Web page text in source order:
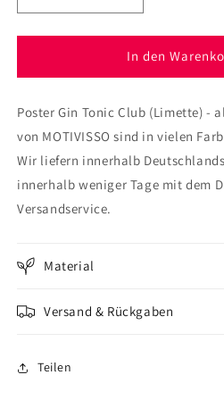
die
Menge
Poster
Tonic
Club
die
Menge
für
Poster
Tonic
Club
In den
Poster Gin Tonic Club (Limette) -
von MOTIVISSO sind in vielen
Wir liefern innerhalb
innerhalb weniger Tage mit dem
Versandservice.
Material
Versand & Rückgaben
Teilen